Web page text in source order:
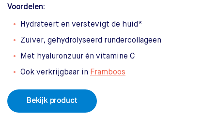
Voordelen:
Hydrateert en verstevigt de huid*
Zuiver, gehydrolyseerd rundercollageen
Met hyaluronzuur én vitamine C
Ook verkrijgbaar in Framboos
Bekijk product